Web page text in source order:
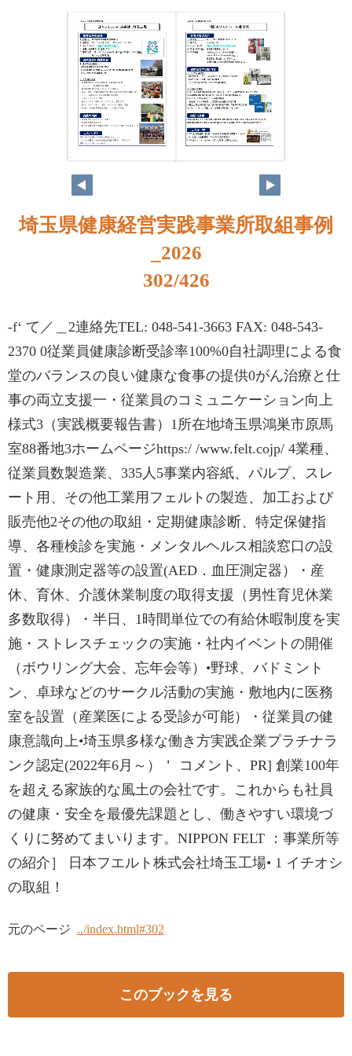
286 287
埼玉県健康経営実践事業所取組事例
_2026
302/426
-f‘ て／＿2連絡先TEL: 048-541-3663 FAX: 048-543-
2370 0従業員健康診断受診率100%0自社調理による食
堂のバランスの良い健康な食事の提供0がん治療と仕
事の両立支援一・従業員のコミュニケーション向上
様式3（実践概要報告書）1所在地埼玉県鴻巣市原馬
室88番地3ホームページhttps:/ /www.felt.cojp/ 4業種、
従業員数製造業、335人5事業内容紙、パルプ、スレ
ート用、その他工業用フェルトの製造、加工および
販売他2その他の取組・定期健康診断、特定保健指
導、各種検診を実施・メンタルヘルス相談窓口の設
置・健康測定器等の設置(AED．血圧測定器）・産
休、育休、介護休業制度の取得支援（男性育児休業
多数取得）・半日、1時間単位での有給休暇制度を実
施・ストレスチェックの実施・社内イベントの開催
（ボウリング大会、忘年会等）•野球、バドミント
ン、卓球などのサークル活動の実施・敷地内に医務
室を設置（産業医による受診が可能）・従業員の健
康意識向上•埼玉県多様な働き方実践企業プラチナラ
ンク認定(2022年6月～）＇ コメント、PR] 創業100年
を超える家族的な風土の会社です。これからも社員
の健康・安全を最優先課題とし、働きやすい環境づ
くりに努めてまいります。NIPPON FELT ：事業所等
の紹介］ 日本フエルト株式会社埼玉工場• 1 イチオシ
の取組！
元のページ ../index.html#302
このブックを見る